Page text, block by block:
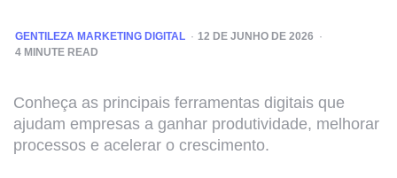
POSTED
GENTILEZA MARKETING DIGITAL
12 DE JUNHO DE 2026
4 MINUTE READ
Conheça as principais ferramentas digitais que
ajudam empresas a ganhar produtividade, melhorar
processos e acelerar o crescimento.